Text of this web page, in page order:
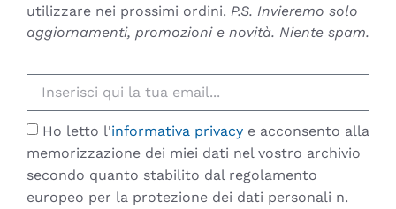
utilizzare nei prossimi ordini. P.S. Invieremo solo
aggiornamenti, promozioni e novità. Niente spam.
Ho letto l'informativa privacy e acconsento alla
memorizzazione dei miei dati nel vostro archivio
secondo quanto stabilito dal regolamento
europeo per la protezione dei dati personali n.